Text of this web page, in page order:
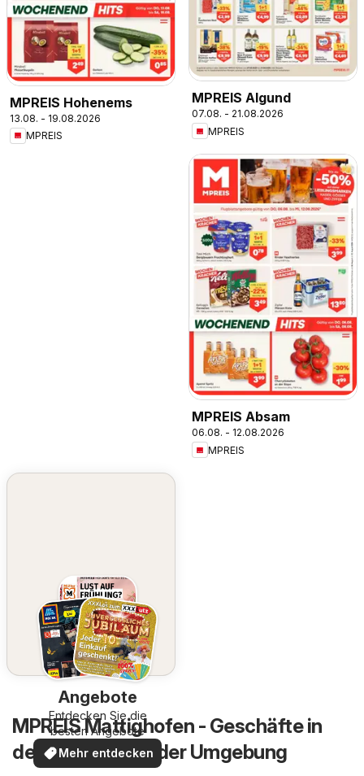
MPREIS Hohenems
13.08. - 19.08.2026
MPREIS
MPREIS Algund
07.08. - 21.08.2026
MPREIS
MPREIS Absam
06.08. - 12.08.2026
MPREIS
Angebote
Entdecken Sie die
besten Angebote
Mehr entdecken
MPREIS Mattighofen - Geschäfte in
der Stadt und in der Umgebung